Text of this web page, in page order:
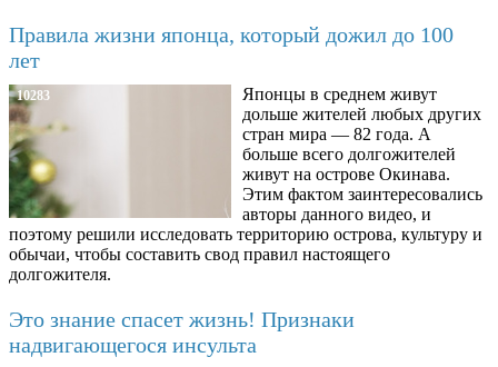
Правила жизни японца, который дожил до 100
лет
10283
Японцы в среднем живут
дольше жителей любых других
стран мира — 82 года. А
больше всего долгожителей
живут на острове Окинава.
Этим фактом заинтересовались
авторы данного видео, и
поэтому решили исследовать территорию острова, культуру и
обычаи, чтобы составить свод правил настоящего
долгожителя.
Это знание спасет жизнь! Признаки
надвигающегося инсульта